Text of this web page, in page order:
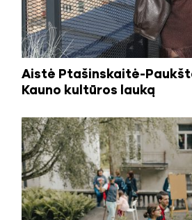
Aistė Ptašinskaitė-
Kauno kultūros lauką